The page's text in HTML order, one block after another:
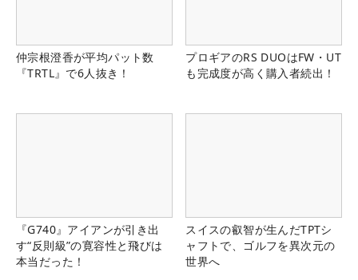
仲宗根澄香が平均パット数
『TRTL』で6人抜き！
プロギアのRS DUOはFW・UT
も完成度が高く購入者続出！
『G740』アイアンが引き出
す“反則級”の寛容性と飛びは
本当だった！
スイスの叡智が生んだTPTシ
ャフトで、ゴルフを異次元の
世界へ